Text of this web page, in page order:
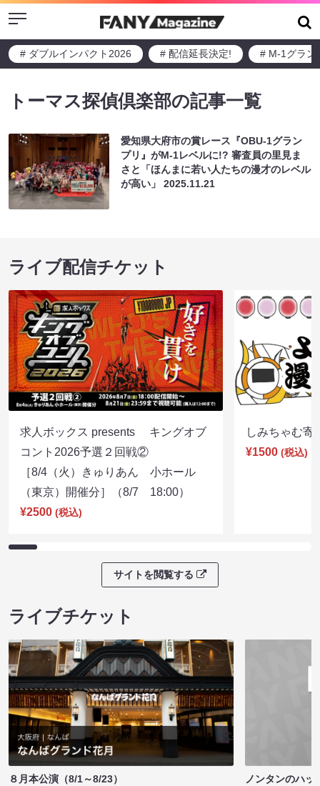
Menu
# ダブルインパクト2026 # 配信延長決定! # M-1グラン
トーマス探偵倶楽部の記事一覧
愛知県大府市の賞レース『OBU-1グラン
プリ』がM-1レベルに!? 審査員の里見ま
さと「ほんまに若い人たちの漫才のレベル
が高い」2025.11.21
ライブ配信チケット
求人ボックス presents キングオブ
コント2026予選２回戦②
［8/4（火）きゅりあん 小ホール
（東京）開催分］（8/7 18:00）
¥2500 (税込)
しみちゃむ
¥1500 (税込)
サイトを閲覧する
ライブチケット
８月本公演（8/1～8/23）
ノンタンのハッ